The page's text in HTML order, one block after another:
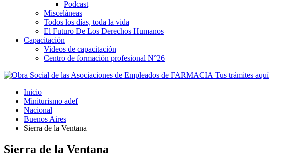
Podcast
Misceláneas
Todos los días, toda la vida
El Futuro De Los Derechos Humanos
Capacitación
Videos de capacitación
Centro de formación profesional N°26
Tus trámites aquí
Inicio
Miniturismo adef
Nacional
Buenos Aires
Sierra de la Ventana
Sierra de la Ventana